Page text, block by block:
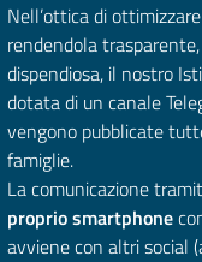
Nell’ottica di
rendendola
dispendiosa, il nostro
dotata di un canale
vengono pubblicate
famiglie.
La comunicazione
proprio smartphone
avviene con altri social